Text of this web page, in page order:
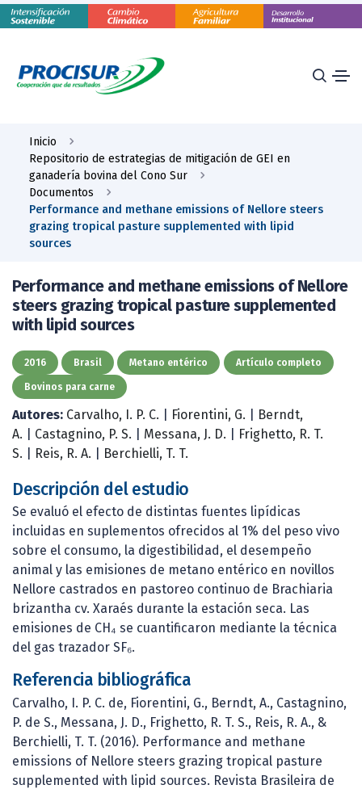
Inicio
Repositorio de estrategias de mitigación de GEI en
ganadería bovina del Cono Sur
Documentos
Performance and methane emissions of Nellore steers
grazing tropical pasture supplemented with lipid
sources
Performance and methane emissions of Nellore
steers grazing tropical pasture supplemented
with lipid sources
2016 Brasil Metano entérico Artículo completo
Bovinos para carne
Autores: Carvalho, I. P. C. Fiorentini, G.
Berndt,
A.
Castagnino, P. S. Messana, J. D.
Frighetto, R. T.
S.
Reis, R. A. Berchielli, T. T.
Descripción del estudio
Se evaluó el efecto de distintas fuentes lipídicas
incluidas en suplementos ofrecidos al 1% del peso vivo
sobre el consumo, la digestibilidad, el desempeño
animal y las emisiones de metano entérico en novillos
Nellore castrados en pastoreo continuo de Brachiaria
brizantha cv. Xaraés durante la estación seca. Las
emisiones de CH₄ se cuantificaron mediante la técnica
del gas trazador SF₆.
Referencia bibliográfica
Carvalho, I. P. C. de, Fiorentini, G., Berndt, A., Castagnino,
P. de S., Messana, J. D., Frighetto, R. T. S., Reis, R. A., &
Berchielli, T. T. (2016). Performance and methane
emissions of Nellore steers grazing tropical pasture
supplemented with lipid sources. Revista Brasileira de